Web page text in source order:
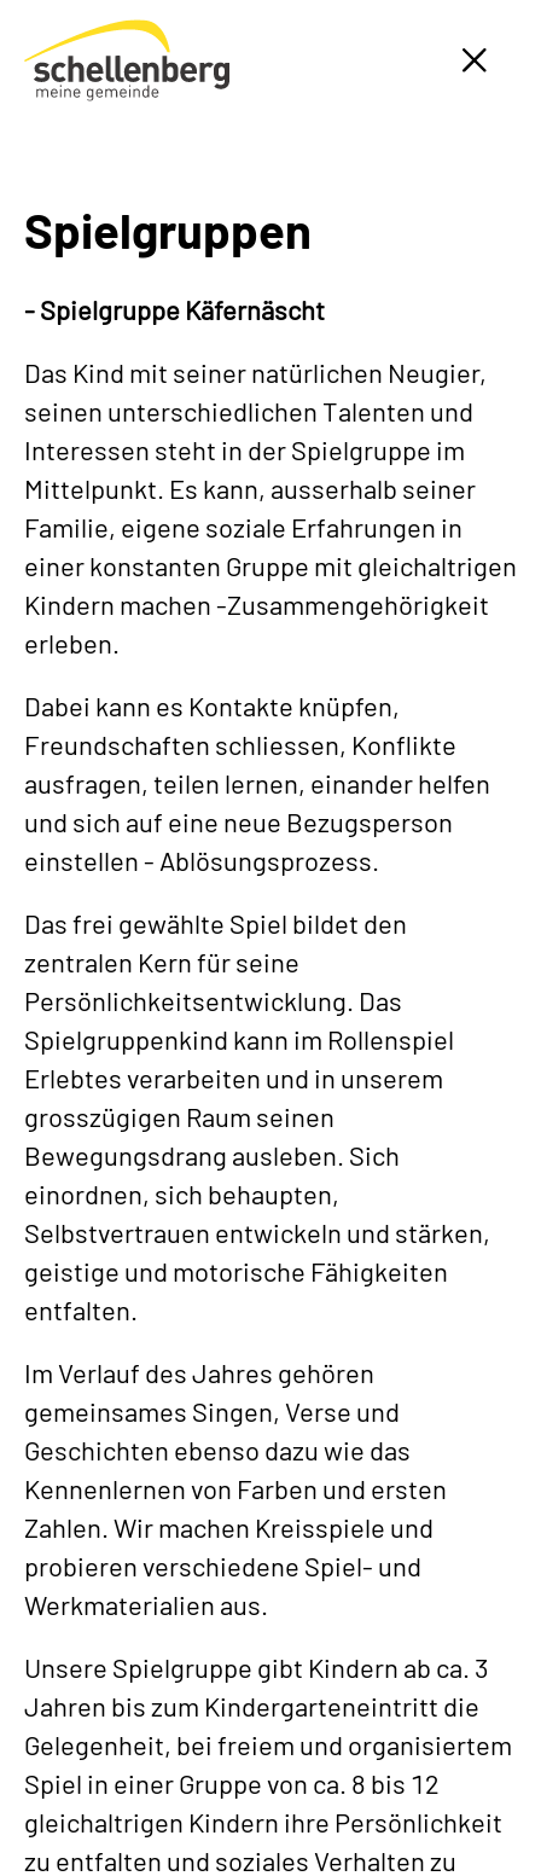
Gemeinde Schellenberg Startseite
Spielgruppen
- Spielgruppe Käfernäscht
Das Kind mit seiner natürlichen Neugier,
seinen unterschiedlichen Talenten und
Interessen steht in der Spielgruppe im
Mittelpunkt. Es kann, ausserhalb seiner
Familie, eigene soziale Erfahrungen in
einer konstanten Gruppe mit gleichaltrigen
Kindern machen -Zusammengehörigkeit
erleben.
Dabei kann es Kontakte knüpfen,
Freundschaften schliessen, Konflikte
ausfragen, teilen lernen, einander helfen
und sich auf eine neue Bezugsperson
einstellen - Ablösungsprozess.
Das frei gewählte Spiel bildet den
zentralen Kern für seine
Persönlichkeitsentwicklung. Das
Spielgruppenkind kann im Rollenspiel
Erlebtes verarbeiten und in unserem
grosszügigen Raum seinen
Bewegungsdrang ausleben. Sich
einordnen, sich behaupten,
Selbstvertrauen entwickeln und stärken,
geistige und motorische Fähigkeiten
entfalten.
Im Verlauf des Jahres gehören
gemeinsames Singen, Verse und
Geschichten ebenso dazu wie das
Kennenlernen von Farben und ersten
Zahlen. Wir machen Kreisspiele und
probieren verschiedene Spiel- und
Werkmaterialien aus.
Unsere Spielgruppe gibt Kindern ab ca. 3
Jahren bis zum Kindergarteneintritt die
Gelegenheit, bei freiem und organisiertem
Spiel in einer Gruppe von ca. 8 bis 12
gleichaltrigen Kindern ihre Persönlichkeit
zu entfalten und soziales Verhalten zu